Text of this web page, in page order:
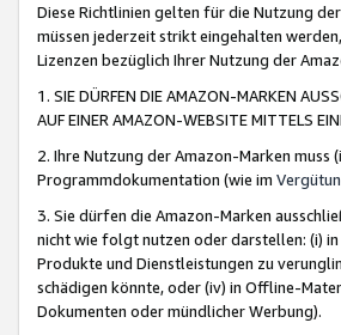
Diese Richtlinien gelten für die Nutzung
müssen jederzeit strikt eingehalten
Lizenzen bezüglich Ihrer Nutzung der
1. SIE DÜRFEN DIE AMAZON-MARKEN
AUF EINER AMAZON-WEBSITE MITTELS
2. Ihre Nutzung der Amazon-Marken
Programmdokumentation (wie im
3. Sie dürfen die Amazon-Marken
nicht wie folgt nutzen oder darstellen: (i)
Produkte und Dienstleistungen zu
schädigen könnte, oder (iv) in Offline-
Dokumenten oder mündlicher Werbung).